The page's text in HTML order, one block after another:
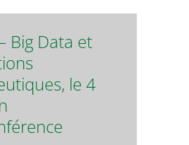
Big Data et
le 4